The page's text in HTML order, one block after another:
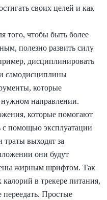
своих целей и как
того, чтобы быть более
полезно развить силу
дисциплинировать
самодисциплины
которые
нужном направлении.
которые помогают
с помощью эксплуатации
траты выходят за
они будут
жирным шрифтом. Так
в трекере питания,
переедать. Простые